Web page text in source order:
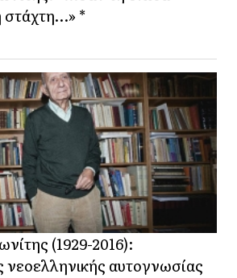
στάχτη…» *
(1929-2016):
νεοελληνικής αυτογνωσίας